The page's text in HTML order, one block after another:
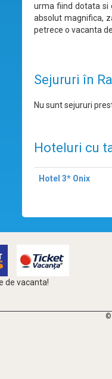
urma fiind dotata si
absolut magnifica,
petrece o vacanta
Sejururi în
Nu sunt sejururi
Hoteluri cu
Hotel 3* Onix
de vacanta!
©